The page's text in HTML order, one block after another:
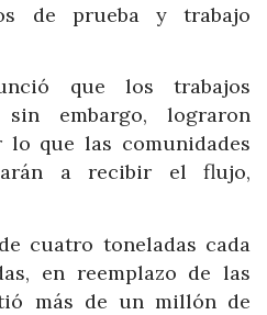
de prueba y trabajo
que los trabajos
embargo, lograron
lo que las comunidades
a recibir el flujo,
cuatro toneladas cada
en reemplazo de las
más de un millón de